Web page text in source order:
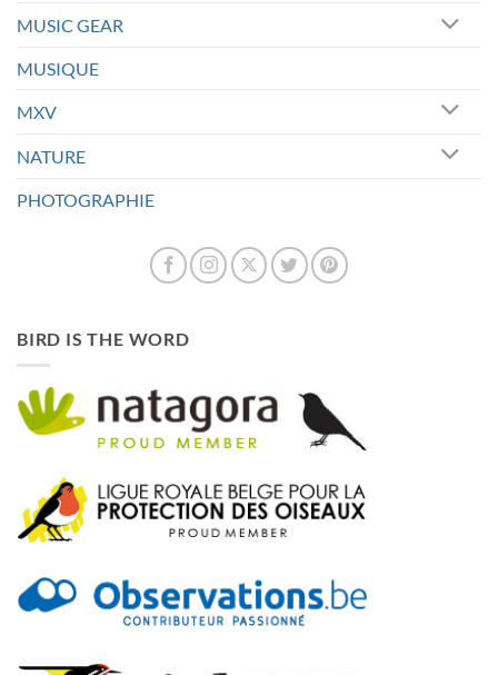
MUSIC GEAR
MUSIQUE
MXV
NATURE
PHOTOGRAPHIE
BIRD IS THE WORD